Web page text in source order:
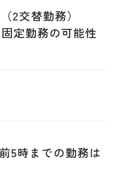
2交替勤務）
定勤務の可能性
5時までの勤務は